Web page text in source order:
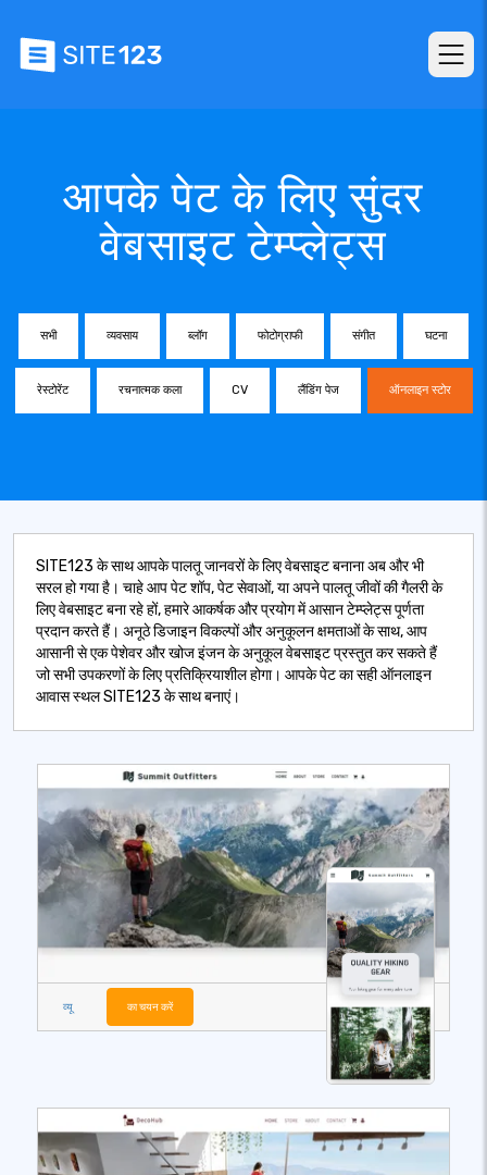
आपके पेट के लिए सुंदर
वेबसाइट टेम्प्लेट्स
सभी व्यवसाय ब्लॉग फोटोग्राफी संगीत घटना
रेस्टोरेंट रचनात्मक कला CV लैंडिंग पेज ऑनलाइन स्टोर
SITE123 के साथ आपके पालतू जानवरों के लिए वेबसाइट बनाना अब और भी
सरल हो गया है। चाहे आप पेट शॉप, पेट सेवाओं, या अपने पालतू जीवों की गैलरी के
लिए वेबसाइट बना रहे हों, हमारे आकर्षक और प्रयोग में आसान टेम्प्लेट्स पूर्णता
प्रदान करते हैं। अनूठे डिजाइन विकल्पों और अनुकूलन क्षमताओं के साथ, आप
आसानी से एक पेशेवर और खोज इंजन के अनुकूल वेबसाइट प्रस्तुत कर सकते हैं
जो सभी उपकरणों के लिए प्रतिक्रियाशील होगा। आपके पेट का सही ऑनलाइन
आवास स्थल SITE123 के साथ बनाएं।
व्यू का चयन करें